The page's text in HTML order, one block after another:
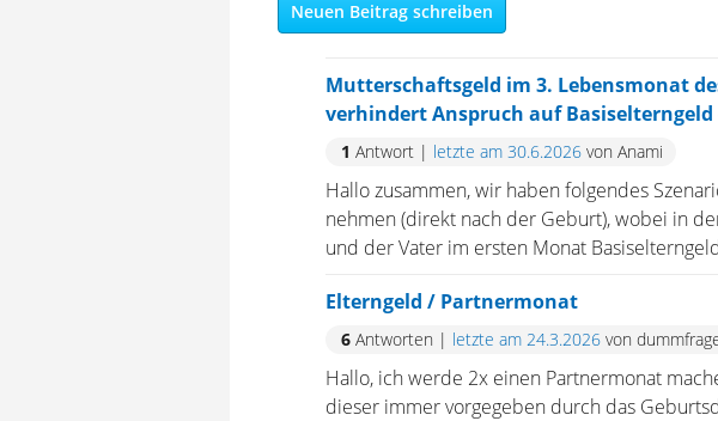
Neuen Beitrag schreiben
Mutterschaftsgeld im 3. Lebensmonat
verhindert Anspruch auf Basiselterngeld
1 Antwort | letzte am 30.6.2026 von Anami
Hallo zusammen, wir haben folgendes
nehmen (direkt nach der Geburt), wobei in
und der Vater im ersten Monat
Elterngeld / Partnermonat
6 Antworten | letzte am 24.3.2026 von
Hallo, ich werde 2x einen Partnermonat
dieser immer vorgegeben durch das